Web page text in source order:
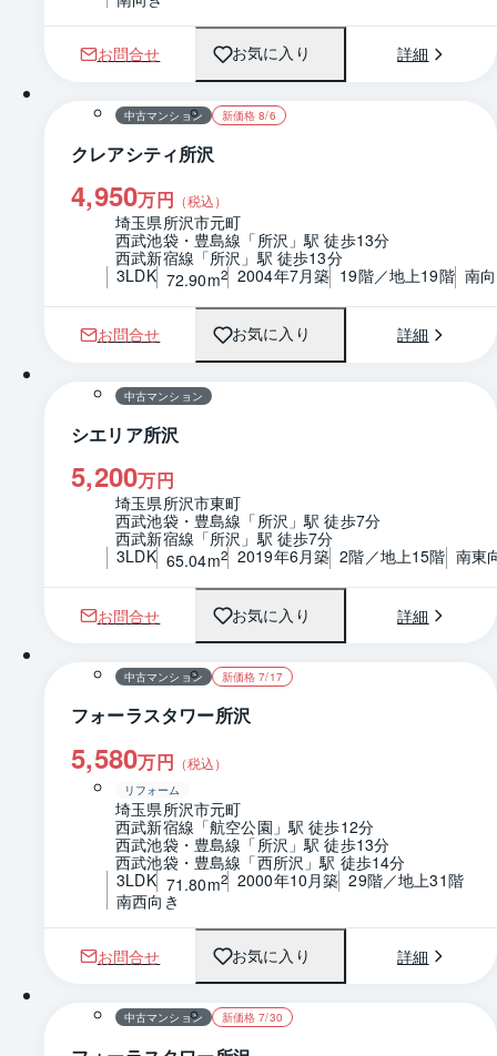
お問合せ お気に入り 詳細
1 / 0 間取り
中古マンション 新価格 8/6
クレアシティ所沢
4,950万円 （税込）
埼玉県所沢市元町
西武池袋・豊島線「所沢」駅 徒歩13分
西武新宿線「所沢」駅 徒歩13分
3LDK 72.90m2 2004年7月築 19階／地上19階 南
お問合せ お気に入り 詳細
1 / 0 間取り
中古マンション
シエリア所沢
5,200万円
埼玉県所沢市東町
西武池袋・豊島線「所沢」駅 徒歩7分
西武新宿線「所沢」駅 徒歩7分
3LDK 65.04m2 2019年6月築 2階／地上15階 南東
お問合せ お気に入り 詳細
1 / 0 間取り
中古マンション 新価格 7/17
フォーラスタワー所沢
5,580万円 （税込）
リフォーム
埼玉県所沢市元町
西武新宿線「航空公園」駅 徒歩12分
西武池袋・豊島線「所沢」駅 徒歩13分
西武池袋・豊島線「西所沢」駅 徒歩14分
3LDK 71.80m2 2000年10月築 29階／地上31階
南西向き
お問合せ お気に入り 詳細
1 / 0 間取り
中古マンション 新価格 7/30